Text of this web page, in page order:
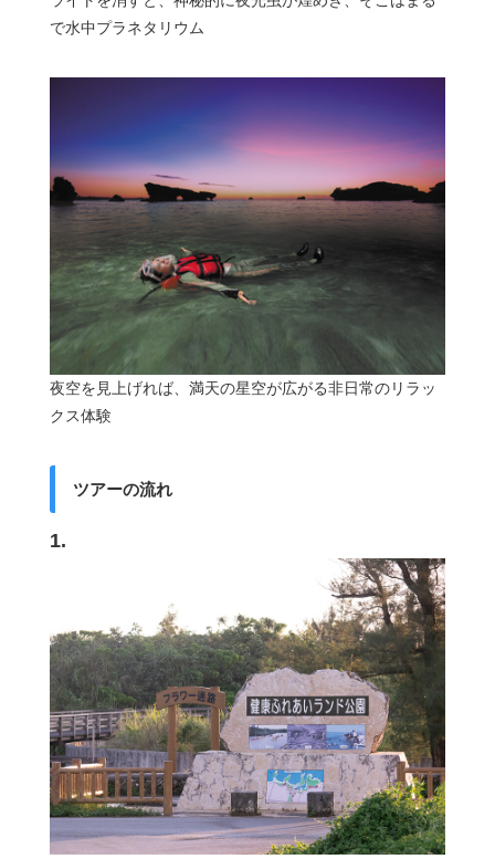
で水中プラネタリウム
夜空を見上げれば、満天の星空が広がる非日常のリラッ
クス体験
ツアーの流れ
1.